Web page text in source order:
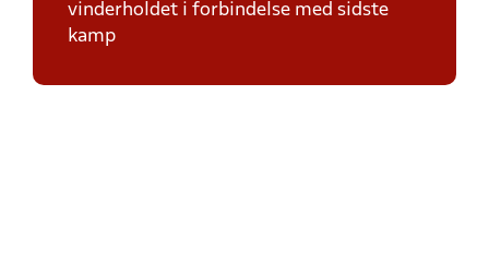
vinderholdet i forbindelse med sidste
kamp